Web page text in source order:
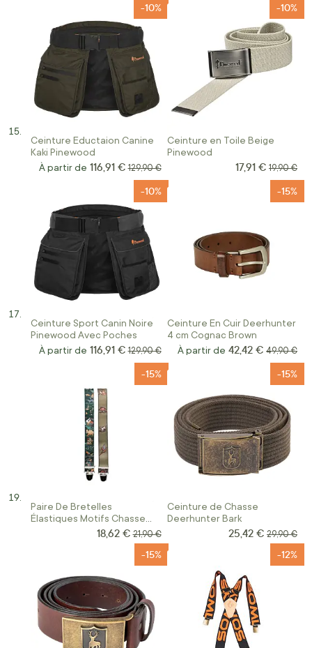
Ceinture Eductaion Canine
Kaki Pinewood
-10%
À partir de 116,91 € Prix normal
129,90 €
Ceinture en Toile Beige
Pinewood
-10%
Prix Spécial
17,91 € Prix
19,90 €
Ceinture Sport Canin Noire
Pinewood Avec Poches
-10%
À partir de 116,91 € Prix normal
129,90 €
Ceinture En Cuir Deerhunter
4 cm Cognac Brown
-15%
À partir de 42,42 € Prix
49,90 €
Paire De Bretelles
Élastiques Motifs Chasse
-15%
Prix Spécial
18,62 € Prix normal
21,90 €
Ceinture de Chasse
Deerhunter Bark
-15%
Prix Spécial
25,42 € Prix
29,90 €
-15% -12%